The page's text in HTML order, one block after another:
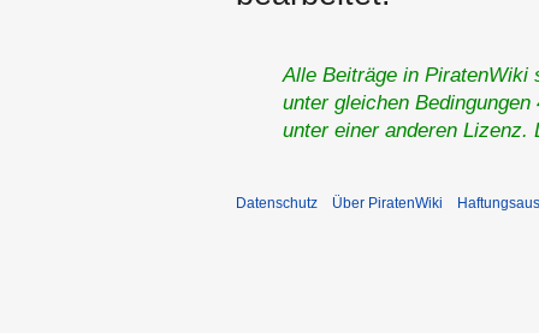
Alle Beiträge in PiratenWiki
unter gleichen
unter einer anderen
Datenschutz Über PiratenWiki